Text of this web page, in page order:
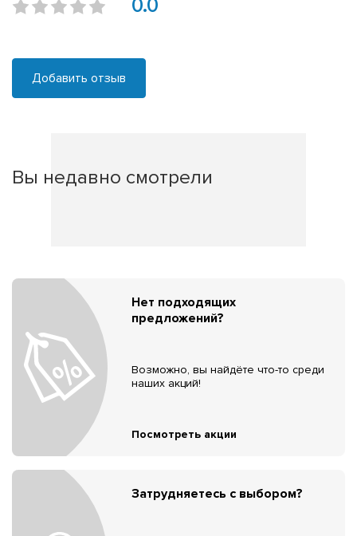
0.0
Добавить отзыв
Вы недавно смотрели
Нет подходящих
предложений?
Возможно, вы найдёте что-то среди
наших акций!
Посмотреть акции
Затрудняетесь с выбором?